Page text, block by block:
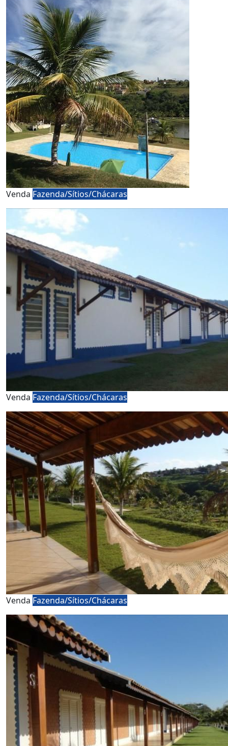
Venda Fazenda/Sítios/Chácaras
Venda Fazenda/Sítios/Chácaras
Venda Fazenda/Sítios/Chácaras